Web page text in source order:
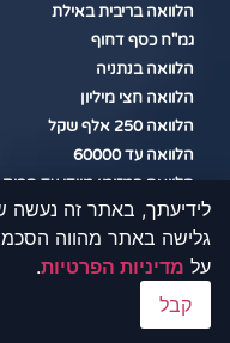
הלוואה בריבית באילת
גמ"ח כסף דחוף
הלוואה בנתניה
הלוואה חצי מיליון
הלוואה 250 אלף שקל
הלוואה עד 60000
הלוואה במזומן מיידי עד הבית
הלוואות בצקים לא שוק אפור
הלוואות ליתומי צה"ל
הלוואה פרטית במזומן
הלוואות למוגבלים בחיפה
הלוואות חברת קדישא
גלישה באתר מהווה
על מדיניות הפרטיות.
קבל